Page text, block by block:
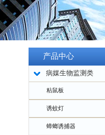
产品中心
病媒生物监测类
粘鼠板
诱蚊灯
蟑螂诱捕器